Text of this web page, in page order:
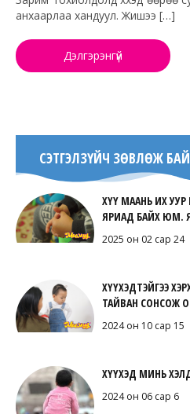
анхаарлаа хандуул. Жишээ […]
Дэлгэрэнгүй
СЭТГЭЛЗҮЙЧ ЗӨВЛӨЖ
ХҮҮ МААНЬ ИХ
ЯРИАД БАЙХ ЮМ.
2025 он 02 сар 24
ХҮҮХЭДТЭЙГЭЭ
ТАЙВАН СОНСОЖ
2024 он 10 сар 15
ХҮҮХЭД МИНЬ
2024 он 06 сар 6